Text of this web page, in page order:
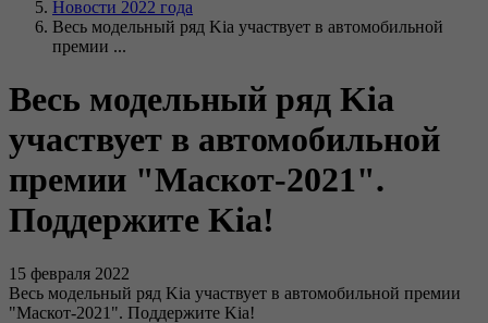
Новости 2022 года
Весь модельный ряд Kia участвует в автомобильной
премии ...
Весь модельный ряд Kia
участвует в автомобильной
премии "Маскот-2021".
Поддержите Kia!
15 февраля 2022
Весь модельный ряд Kia участвует в автомобильной премии
"Маскот-2021". Поддержите Kia!